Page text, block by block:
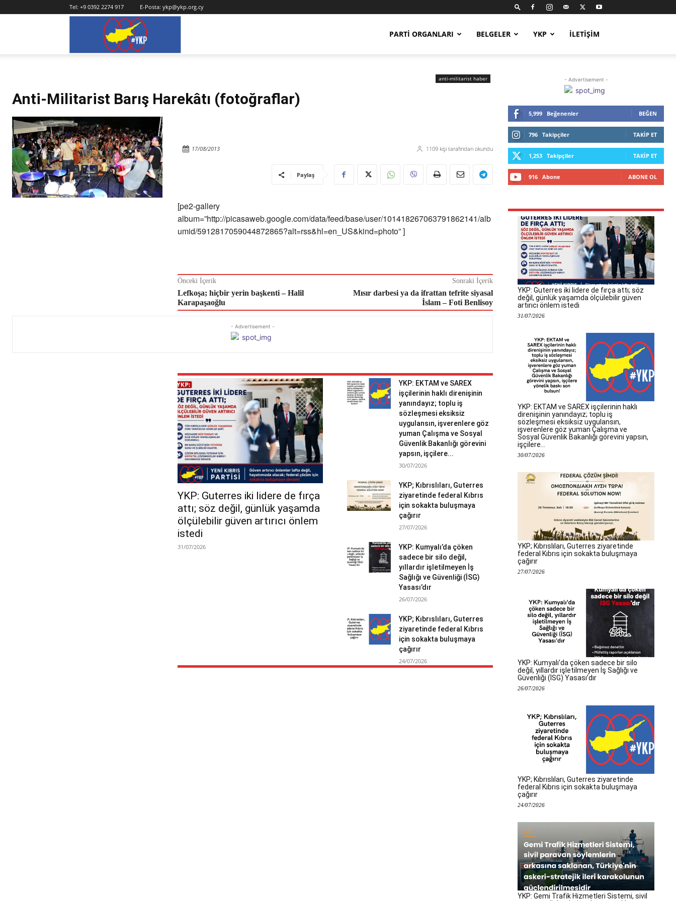
Tel: +9 0392 2274 917 E-Posta: ykp@ykp.org.cy
PARTI ORGANLARI BELGELER YKP İLETIŞIM
anti-militarist haber
Anti-Militarist Barış Harekâtı (fotoğraflar)
1109kişi tarafından okundu
17/08/2013
Paylaş
[pe2-gallery
album=”http://picasaweb.google.com/data/feed/base/user/101418267063791862141/alb
umid/5912817059044872865?alt=rss&hl=en_US&kind=photo” ]
Önceki İçerik
Lefkoşa; hiçbir yerin başkenti – Halil
Karapaşaoğlu
Sonraki İçerik
Mısır darbesi ya da ifrattan tefrite siyasal
İslam – Foti Benlisoy
- Advertisement -
YKP: Guterres iki lidere de fırça
attı; söz değil, günlük yaşamda
ölçülebilir güven artırıcı önlem
istedi
31/07/2026
YKP: EKTAM ve SAREX
işçilerinin haklı direnişinin
yanındayız; toplu iş
sözleşmesi eksiksiz
uygulansın, işverenlere göz
yuman Çalışma ve Sosyal
Güvenlik Bakanlığı görevini
yapsın, işçilere...
30/07/2026
YKP; Kıbrıslıları, Guterres
ziyaretinde federal Kıbrıs
için sokakta buluşmaya
çağırır
27/07/2026
YKP: Kumyalı’da çöken
sadece bir silo değil,
yıllardır işletilmeyen İş
Sağlığı ve Güvenliği (İSG)
Yasası’dır
26/07/2026
YKP; Kıbrıslıları, Guterres
ziyaretinde federal Kıbrıs
için sokakta buluşmaya
çağırır
24/07/2026
- Advertisement -
5,999 Beğenenler BEĞEN
796 Takipçiler TAKIP ET
1,253 Takipçiler TAKIP ET
916 Abone ABONE OL
YKP: Guterres iki lidere de fırça attı; söz
değil, günlük yaşamda ölçülebilir güven
artırıcı önlem istedi
31/07/2026
YKP: EKTAM ve SAREX işçilerinin haklı
direnişinin yanındayız; toplu iş
sözleşmesi eksiksiz uygulansın,
işverenlere göz yuman Çalışma ve
Sosyal Güvenlik Bakanlığı görevini yapsın,
işçilere...
30/07/2026
YKP; Kıbrıslıları, Guterres ziyaretinde
federal Kıbrıs için sokakta buluşmaya
çağırır
27/07/2026
YKP: Kumyalı’da çöken sadece bir silo
değil, yıllardır işletilmeyen İş Sağlığı ve
Güvenliği (İSG) Yasası’dır
26/07/2026
YKP; Kıbrıslıları, Guterres ziyaretinde
federal Kıbrıs için sokakta buluşmaya
çağırır
24/07/2026
YKP: Gemi Trafik Hizmetleri Sistemi, sivil